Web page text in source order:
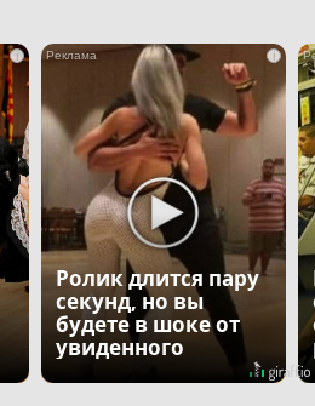
i i
Ролик длится пару
секунд, но вы
будете в шоке от
увиденного